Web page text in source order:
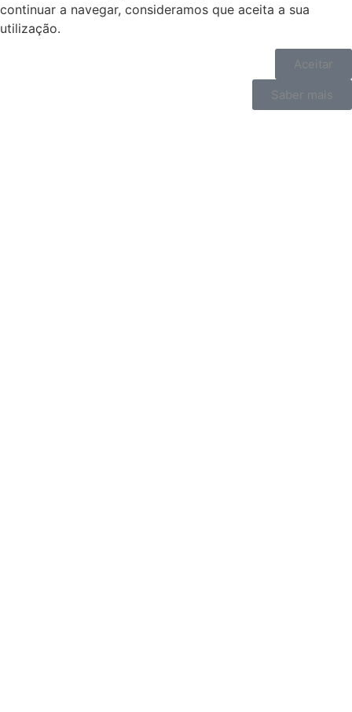
continuar a navegar, consideramos que aceita a sua
utilização.
Aceitar
Saber mais